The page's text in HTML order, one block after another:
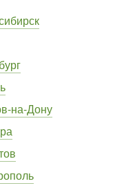
на-Дону